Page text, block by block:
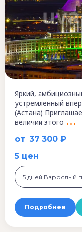
от 37 300 ₽
Яркий,
устремленный
(Астана)
величии этого
5 цен
Подробнее